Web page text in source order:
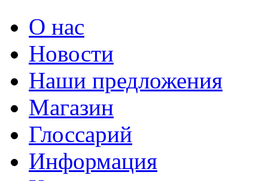
О нас
Новости
Наши предложения
Магазин
Глоссарий
Информация